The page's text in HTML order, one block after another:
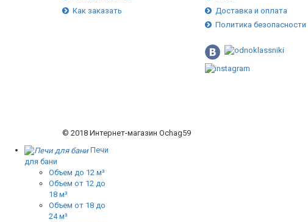
Как заказать
Доставка и оплата
Политика безопасности
© 2018 Интернет-магазин Ochag59
Печи
для бани
Объем до 12 м³
Объем от 12 до
18 м³
Объем от 18 до
24 м³